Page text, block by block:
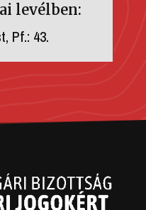
levélben:
Pf.: 43.